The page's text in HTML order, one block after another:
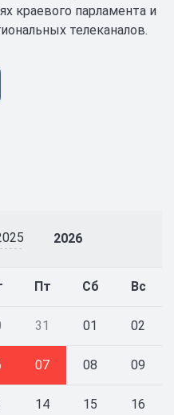
2026
Пт Сб Вс
31 01 02
07 08 09
14 15 16
краевого парламента и
телеканалов.